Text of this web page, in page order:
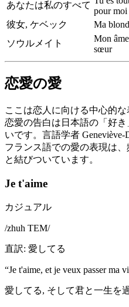
あなたは私のすべて
pour moi
彼女, ケベック
Ma
ソウルメイト
Mon âme
sœur
恋愛の愛
ここは恋人に向ける中心的
恋愛の告白は日本語の「好
いです。言語学者 Geneviève-
フランス語での愛の表現は
と結びついています。
Je t'aime
カジュアル
/zhuh TEM/
直訳: 愛してる
“Je t'aime, et je veux passer ma
愛してる, そして君と一生を